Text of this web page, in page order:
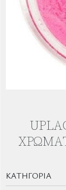
ΚΑΤΗΓΟΡΊΑ